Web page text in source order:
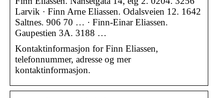
Larvik · Finn Arne Eliassen. Odalsveien 12. 1642
Saltnes. 906 70 … · Finn-Einar Eliassen.
Gaupestien 3A. 3188 …
Kontaktinformasjon for Finn Eliassen,
telefonnummer, adresse og mer
kontaktinformasjon.